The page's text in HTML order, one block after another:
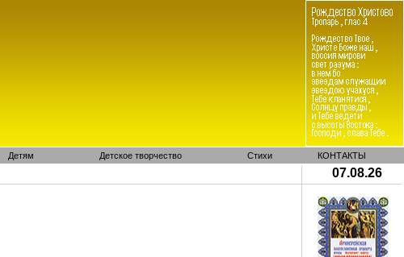
Детям Детское творчество Стихи КОНТАКТЫ
07.08.26